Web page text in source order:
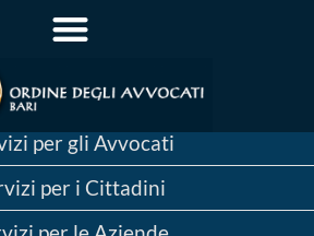
per gli Avvocati
per i Cittadini